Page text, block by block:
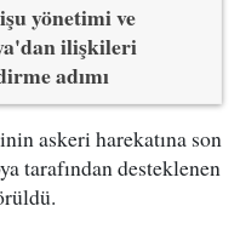
yönetimi ve
ilişkileri
adımı
askeri harekatına son
tarafından desteklenen